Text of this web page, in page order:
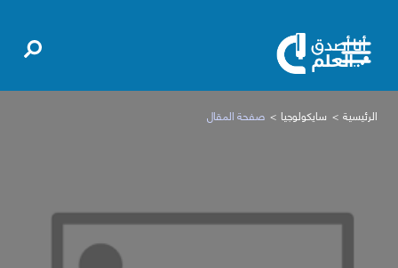
الرئيسية سايكولوجيا صفحة المقال